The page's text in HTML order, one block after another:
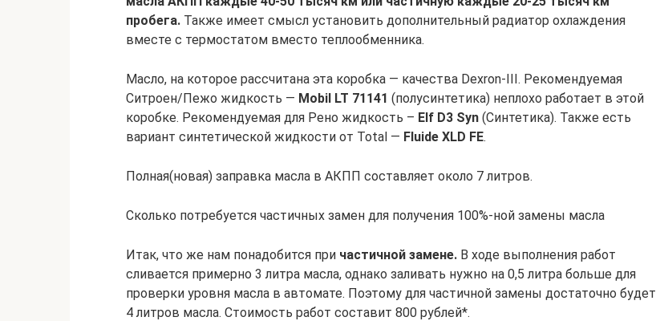
пробега. Также имеет смысл установить дополнительный радиатор охлаждения
вместе с термостатом вместо теплообменника.
Масло, на которое рассчитана эта коробка — качества Dexron-III. Рекомендуемая
Ситроен/Пежо жидкость — Mobil LT 71141 (полусинтетика) неплохо работает в этой
коробке. Рекомендуемая для Рено жидкость – Elf D3 Syn (Синтетика). Также есть
вариант синтетической жидкости от Total — Fluide XLD FE.
Полная(новая) заправка масла в АКПП составляет около 7 литров.
Сколько потребуется частичных замен для получения 100%-ной замены масла
Итак, что же нам понадобится при частичной замене. В ходе выполнения работ
сливается примерно 3 литра масла, однако заливать нужно на 0,5 литра больше для
проверки уровня масла в автомате. Поэтому для частичной замены достаточно будет
4 литров масла. Стоимость работ составит 800 рублей*.